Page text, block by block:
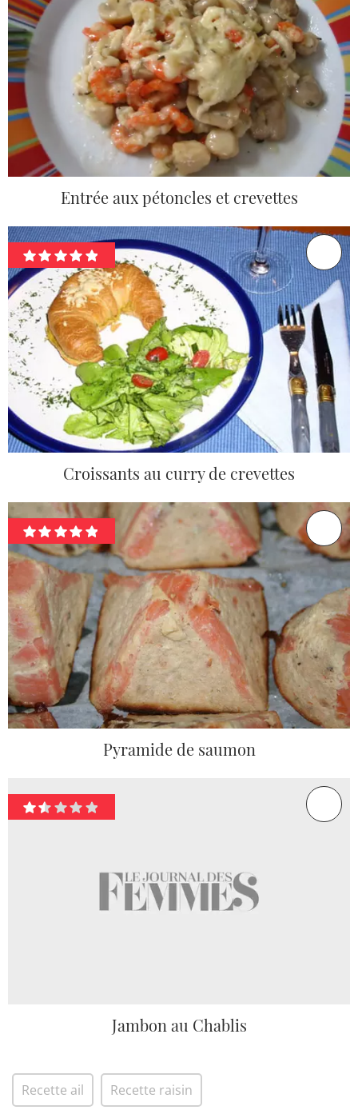
Entrée aux pétoncles et crevettes
Croissants au curry de crevettes
Pyramide de saumon
Jambon au Chablis
Recette ail Recette raisin